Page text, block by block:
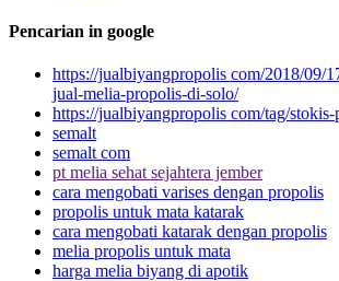
Pencarian in google
https://jualbiyangpropolis com/2018/09/
jual-melia-propolis-di-solo/
https://jualbiyangpropolis com/tag/
semalt
semalt com
pt melia sehat sejahtera jember
cara mengobati varises dengan propolis
propolis untuk mata katarak
cara mengobati katarak dengan propolis
melia propolis untuk mata
harga melia biyang di apotik